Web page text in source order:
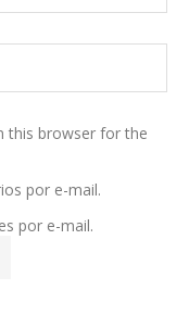
this browser for the
por e-mail.
por e-mail.